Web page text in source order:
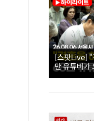
[스팟Live] "
만 유튜버가
26.08.06 서